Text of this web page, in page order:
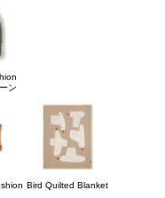
ン
Bird Quilted Blanket